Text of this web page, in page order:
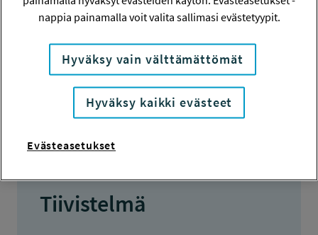
40 000 euroa
KOKONAISKUSTANNUKSET
58 750 euroa
TULOKSET VALMISTUNEET
31.1.2018
Tiivistelmä
nappia painamalla voit valita sallimasi evästetyypit.
Hyväksy vain välttämättömät
Hyväksy kaikki evästeet
Evästeasetukset